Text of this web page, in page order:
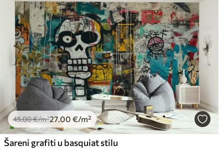
45.00€/m²27.00 €/m²
Šareni grafiti u basquiat stilu